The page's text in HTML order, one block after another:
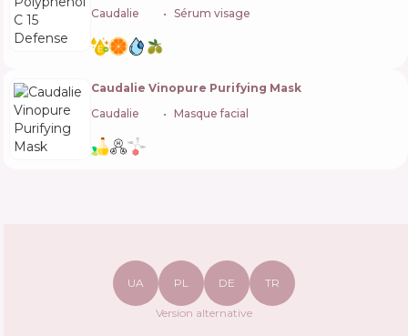
Caudalie
Sérum visage
Caudalie Vinopure Purifying Mask
Caudalie
Masque facial
UA PL DE TR
Version alternative